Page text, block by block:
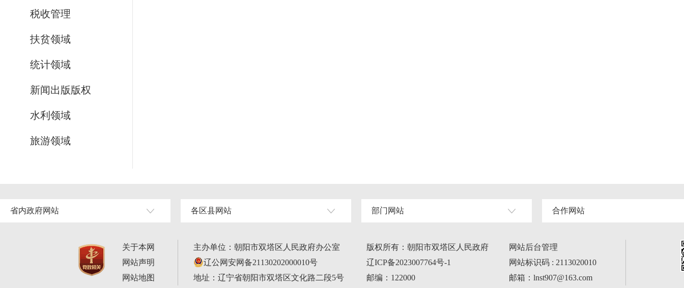
税收管理
扶贫领域
统计领域
新闻出版版权
水利领域
旅游领域
省内政府网站 各区县网站 部门网站 合作网站
关于本网
网站声明
网站地图
主办单位：朝阳市双塔区人民政府办公室
辽公网安网备21130202000010号
地址：辽宁省朝阳市双塔区文化路二段5号
版权所有：朝阳市双塔区人民政府
辽ICP备2023007764号-1
邮编：122000
网站后台管理
网站标识码 : 2113020010
邮箱：lnst907@163.com